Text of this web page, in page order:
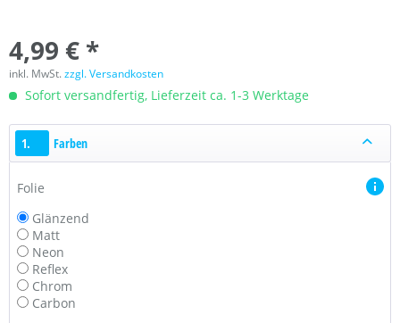
4,99 € *
inkl. MwSt.zzgl. Versandkosten
Sofort versandfertig, Lieferzeit ca. 1-3 Werktage
1. Farben
Folie
Glänzend
Matt
Neon
Reflex
Chrom
Carbon